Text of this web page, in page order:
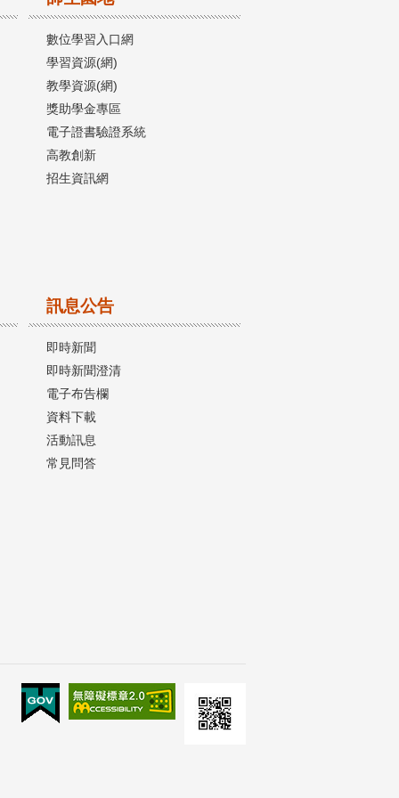
數位學習入口網
學習資源(網)
教學資源(網)
獎助學金專區
電子證書驗證系統
高教創新
招生資訊網
訊息公告
即時新聞
即時新聞澄清
電子布告欄
資料下載
活動訊息
常見問答